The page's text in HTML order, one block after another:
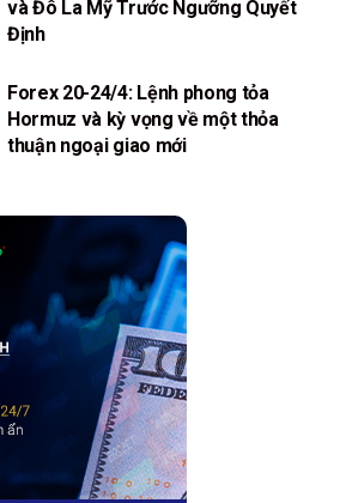
và Đô La Mỹ Trước Ngưỡng Quyết
Định
Forex 20-24/4: Lệnh phong tỏa
Hormuz và kỳ vọng về một thỏa
thuận ngoại giao mới